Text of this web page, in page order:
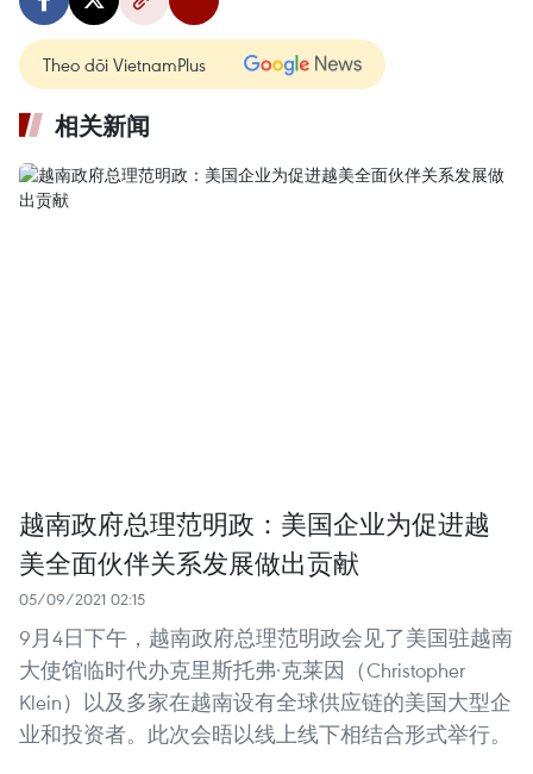
Theo dõi VietnamPlus
相关新闻
越南政府总理范明政：美国企业为促进越
美全面伙伴关系发展做出贡献
05/09/2021 02:15
9月4日下午，越南政府总理范明政会见了美国驻越南
大使馆临时代办克里斯托弗·克莱因（Christopher
Klein）以及多家在越南设有全球供应链的美国大型企
业和投资者。此次会晤以线上线下相结合形式举行。